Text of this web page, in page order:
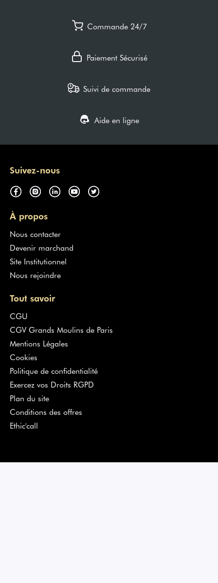
Commande 24/7
Paiement Sécurisé
Suivi de commande
Aide en ligne
Suivez-nous
À propos
Nous contacter
Devenir marchand
Site Institutionnel
Nous rejoindre
Tout savoir
CGU
CGV Grands Moulins de Paris
Mentions Légales
Cookies
Politique de confidentialité
Exercez vos Droits RGPD
Plan du site
Conditions des offres
Ethic'call